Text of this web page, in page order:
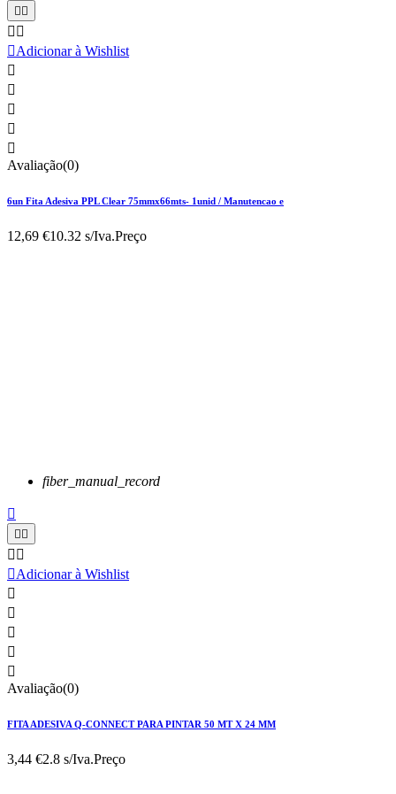

 
Adicionar à Wishlist





Avaliação(0)
6un Fita Adesiva PPL Clear 75mmx66mts- 1unid / Manutencao e
12,69 €10.32 s/Iva.Preço
fiber_manual_record


 
Adicionar à Wishlist





Avaliação(0)
FITA ADESIVA Q-CONNECT PARA PINTAR 50 MT X 24 MM
3,44 €2.8 s/Iva.Preço